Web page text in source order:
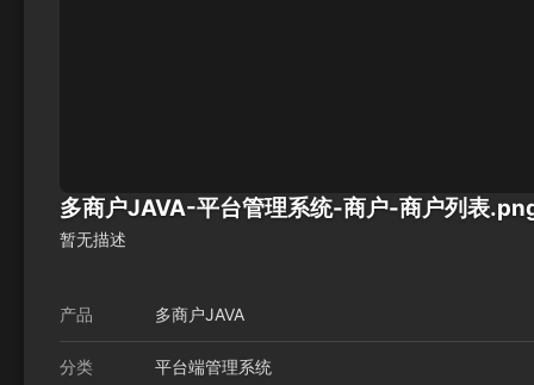
多商户JAVA-平台管理系统-商户-商户列表
暂无描述
产品 多商户JAVA
分类 平台端管理系统